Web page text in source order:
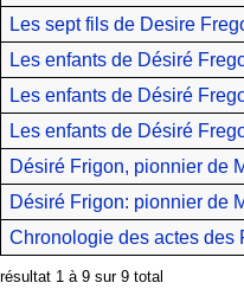
Les sept fils de Desire
Les enfants de Désiré
Les enfants de Désiré
Les enfants de Désiré
Désiré Frigon, pionnier de
Désiré Frigon: pionnier de
Chronologie des actes des
résultat 1 à 9 sur 9 total